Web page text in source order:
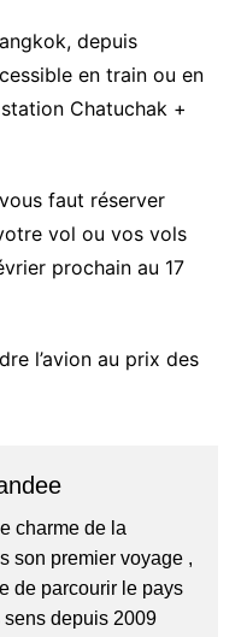
depuis
en train ou en
Chatuchak +
faut réserver
vol ou vos vols
prochain au 17
l’avion au prix des
charme de la
son premier voyage ,
de parcourir le pays
depuis 2009